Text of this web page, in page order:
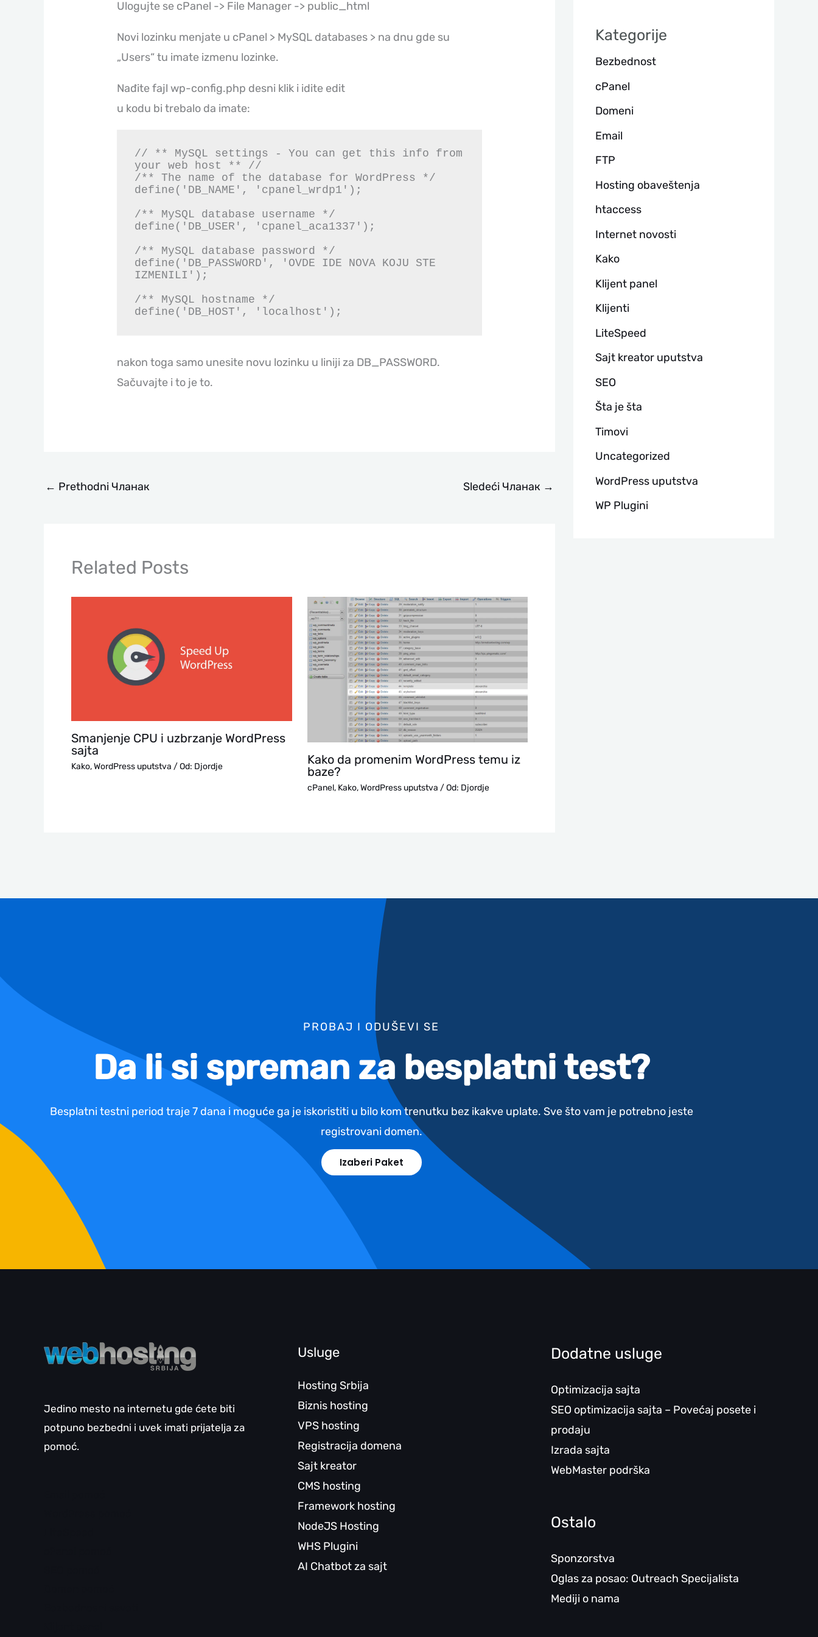
Ulogujte se cPanel -> File Manager -> public_html
Novi lozinku menjate u cPanel > MySQL databases > na dnu gde su
„Users“ tu imate izmenu lozinke.
Nađite fajl wp-config.php desni klik i idite edit
u kodu bi trebalo da imate:
// ** MySQL settings - You can get this info from
your web host ** //
/** The name of the database for WordPress */
define('DB_NAME', 'cpanel_wrdp1');
/** MySQL database username */
define('DB_USER', 'cpanel_aca1337');
/** MySQL database password */
define('DB_PASSWORD', 'OVDE IDE NOVA KOJU STE
IZMENILI');
/** MySQL hostname */
define('DB_HOST', 'localhost');
nakon toga samo unesite novu lozinku u liniji za DB_PASSWORD.
Sačuvajte i to je to.
← Prethodni Чланак Sledeći Чланак →
Related Posts
Smanjenje CPU i uzbrzanje WordPress
sajta
Kako,WordPress uputstva / Od: Djordje
Kako da promenim WordPress temu iz
baze?
cPanel, Kako,WordPress uputstva / Od: Djordje
г
а
Kategorije
Bezbednost
cPanel
Domeni
Email
FTP
Hosting obaveštenja
htaccess
Internet novosti
Kako
Klijent panel
Klijenti
LiteSpeed
Sajt kreator uputstva
SEO
Šta je šta
Timovi
Uncategorized
WordPress uputstva
WP Plugini
PROBAJ I ODUŠEVI SE
Da li si spreman za besplatni test?
Besplatni testni period traje 7 dana i moguće ga je iskoristiti u bilo kom trenutku bez ikakve uplate. Sve što vam je potrebno jeste
registrovani domen.
Izaberi Paket
Jedino mesto na internetu gde ćete biti
potpuno bezbedni i uvek imati prijatelja za
pomoć.
Usluge
Hosting Srbija
Biznis hosting
VPS hosting
Registracija domena
Sajt kreator
CMS hosting
Framework hosting
NodeJS Hosting
WHS Plugini
AI Chatbot za sajt
Dodatne usluge
Optimizacija sajta
SEO optimizacija sajta – Povećaj posete i
prodaju
Izrada sajta
WebMaster podrška
Ostalo
Sponzorstva
Oglas za posao: Outreach Specijalista
Mediji o nama